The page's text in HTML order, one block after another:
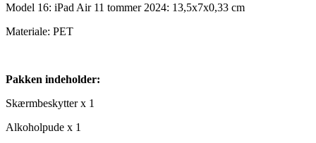
Model 16: iPad Air 11 tommer 2024: 13,5x7x0,33 cm
Materiale: PET
Pakken indeholder:
Skærmbeskytter x 1
Alkoholpude x 1